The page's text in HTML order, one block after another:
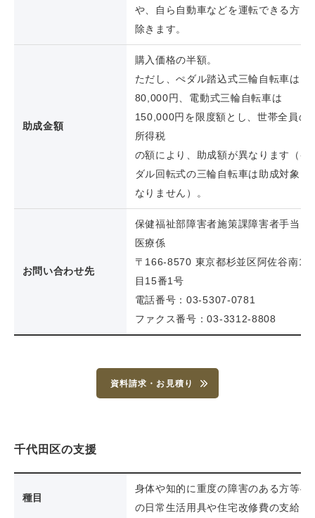
や、自ら自動車などを運転できる方は
除きます。
助成金額
購入価格の半額。
ただし、ぺダル踏込式三輪自転車は
80,000円、電動式三輪自転車は
150,000円を限度額とし、世帯全員の
所得税
の額により、助成額が異なります（ペ
ダル回転式の三輪自転車は助成対象と
なりません）。
お問い合わせ先
保健福祉部障害者施策課障害者手当・
医療係
〒166-8570 東京都杉並区阿佐谷南1丁
目15番1号
電話番号：03-5307-0781
ファクス番号：03-3312-8808
資料請求・お見積り
千代田区の支援
種目
身体や知的に重度の障害のある方等へ
の日常生活用具や住宅改修費の支給